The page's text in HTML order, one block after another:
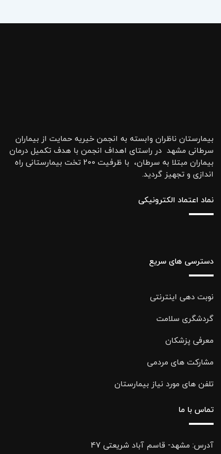
بیمارستان ناظران وابسته به انجمن خیریه حمایت از بیماران
سرطانی مشهد در راستای اهداف انجمن با هدف تکمیل درمان
بیماران مبتلا به سرطان، با ظرفیت 200 تخت بیمارستانی راه
اندازی و تجهیز گردید.
نماد اعتماد الکترونیکی
دسترسی های سریع
نوبت دهی اینترنتی
گردشگری سلامت
معرفی پزشکان
مشارکت های مردمی
تلفن های مورد نیاز بیمارستان
تماس با ما
آدرس: مشهد- قاسم آباد شریعتی 47